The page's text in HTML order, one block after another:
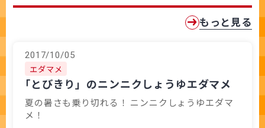
もっと見る
2017/10/05
エダマメ
｢とびきり」のニンニクしょうゆエダマメ
夏の暑さも乗り切れる！ ニンニクしょうゆエダマ
メ！